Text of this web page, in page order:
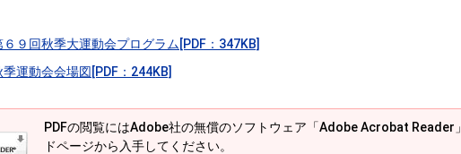
９回秋季大運動会プログラム[PDF：347KB]
運動会会場図[PDF：244KB]
PDFの閲覧にはAdobe社の無償のソフトウェア「Adobe Acrobat
ドページから入手してください。